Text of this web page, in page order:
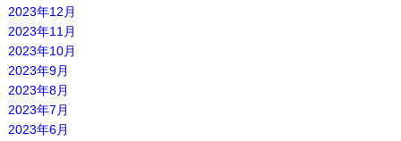
2023年12月
2023年11月
2023年10月
2023年9月
2023年8月
2023年7月
2023年6月